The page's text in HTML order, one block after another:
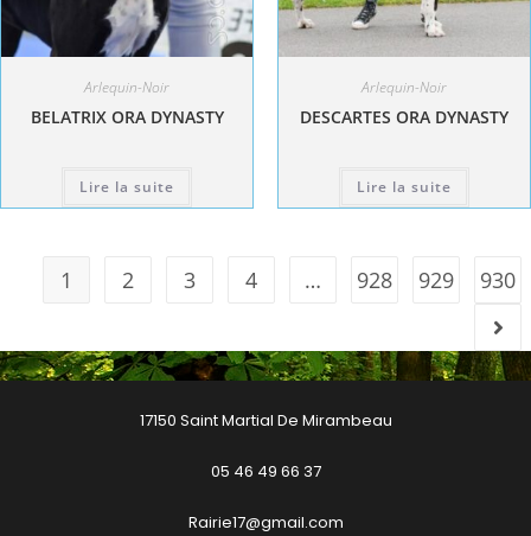
Arlequin-Noir
BELATRIX ORA DYNASTY
Lire la suite
Arlequin-Noir
DESCARTES ORA DYNASTY
Lire la suite
1 2 3 4 … 928 929 930
17150 Saint Martial De Mirambeau
05 46 49 66 37
Rairie17@gmail.com